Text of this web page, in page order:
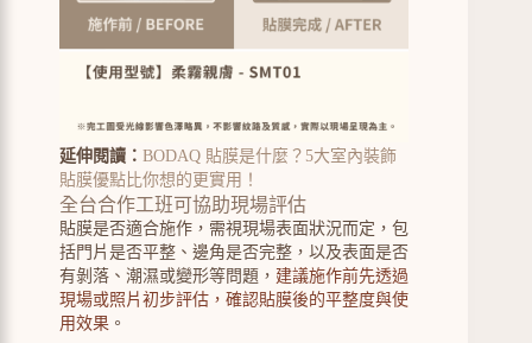
延伸閱讀： BODAQ 貼膜是什麼？5大室內裝飾
貼膜優點比你想的更實用！
全台合作工班可協助現場評估
貼膜是否適合施作，需視現場表面狀況而定，包
括門片是否平整、邊角是否完整，以及表面是否
有剝落、潮濕或變形等問題， 建議施作前先透過
現場或照片初步評估，確認貼膜後的平整度與使
用效果 。